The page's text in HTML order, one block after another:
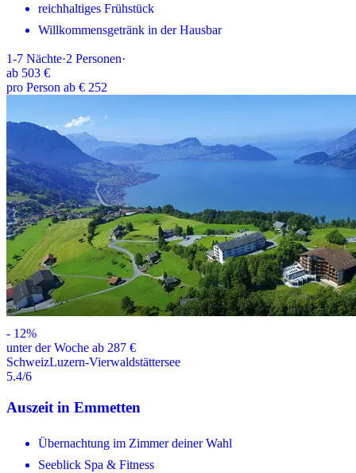
reichhaltiges Frühstück
Willkommensgetränk in der Hausbar
1-7 Nächte·2 Personen·
ab 503 €
pro Person ab € 252
- 12%
unter der Woche ab 287 €
SchweizLuzern-Vierwaldstättersee
5.4/6
Auszeit in Emmetten
Übernachtung im Zimmer deiner Wahl
Seeblick Spa & Fitness